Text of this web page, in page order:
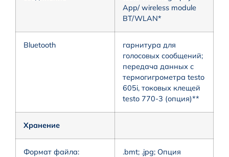
App/ wireless module
BT/WLAN*
Bluetooth
гарнитура для
голосовых сообщений;
передача данных с
термогигрометра testo
605i, токовых клещей
testo 770-3 (опция)**
Хранение
Формат файла:
.bmt; .jpg; Опция